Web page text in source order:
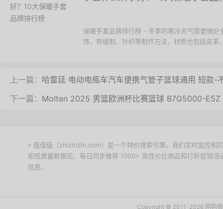
保暖手套品牌排行榜 - 冬季的寒冷天气需要做
饰，有缝制、针织等制作方法，材质也包括皮
上一篇： 哈雷廷 电动电瓶车汽车便携气管子篮球通用 短款-
下一篇： Molten 2025 男篮欧洲杯比赛篮球 B7G5000-E5Z
» 值值值（zhizhizhi.com）是一个特价搜索引擎。我们实时监控和
和低质量数据后，每日同步推荐 1000+ 高性价比商品和打折促销
信息。
Copyright © 2011-2026 网购